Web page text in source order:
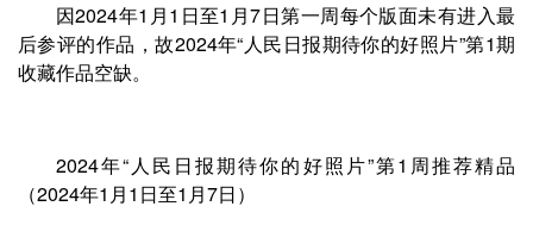
因2024年1月1日至1月7日第一周每个版面未有进入最
后参评的作品，故2024年“人民日报期待你的好照片”第1期
收藏作品空缺。
2024年“人民日报期待你的好照片”第1周推荐精品
（2024年1月1日至1月7日）